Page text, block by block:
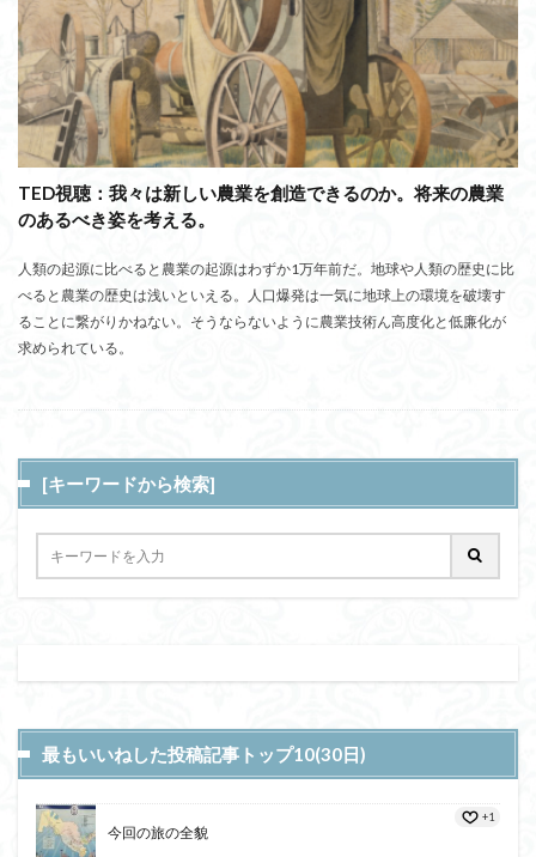
TED視聴：我々は新しい農業を創造できるのか。将来の農業
のあるべき姿を考える。
人類の起源に比べると農業の起源はわずか1万年前だ。地球や人類の歴史に比
べると農業の歴史は浅いといえる。人口爆発は一気に地球上の環境を破壊す
ることに繋がりかねない。そうならないように農業技術ん高度化と低廉化が
求められている。
[キーワードから検索]
最もいいねした投稿記事トップ10(30日)
今回の旅の全貌
+1